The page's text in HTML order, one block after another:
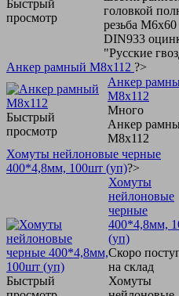
Быстрый
просмотр
головкой
резьба М6х60
DIN933
"Русские
Анкер рамный М8х112 ?>
Быстрый
просмотр
Анкер
М8х112
Много
Анкер
М8х112
Хомуты нейлоновые черные
400*4,8мм, 100шт (уп)?>
Быстрый
Хомуты
нейлоновые
черные
400*4,8мм,
(уп)
Скоро
на склад
Хомуты